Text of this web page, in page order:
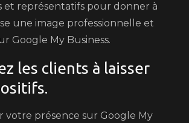
et représentatifs pour donner à
une image professionnelle et
Google My Business.
les clients à laisser
votre présence sur Google My